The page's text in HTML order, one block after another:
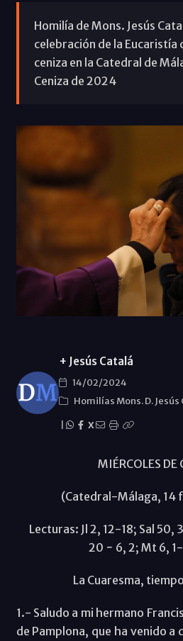
Homilía de Mons. Jesús
celebración de la Eucaristía
ceniza en la Catedral de
Ceniza de 2024
+ Jesús Catalá
14/02/2024
Homilías Mons. D.
X
MIÉRCOLES DE
(Catedral-Málaga, 14
Lecturas: Jl 2, 12-18; Sal 50,
20 − 6, 2; Mt 6,
La Cuaresma,
1.- Saludo a mi hermano
de Pamplona, que ha venido a